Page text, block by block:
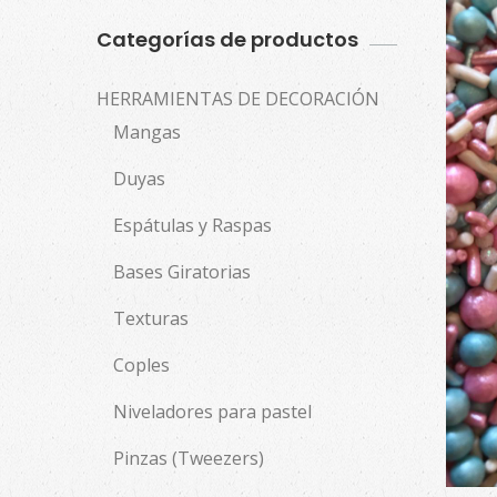
Categorías de productos
HERRAMIENTAS DE DECORACIÓN
Mangas
Duyas
Espátulas y Raspas
Bases Giratorias
Texturas
Coples
Niveladores para pastel
Pinzas (Tweezers)